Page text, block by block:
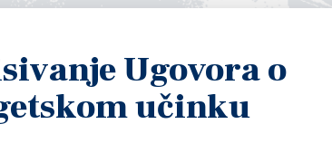
Ugovora o
učinku